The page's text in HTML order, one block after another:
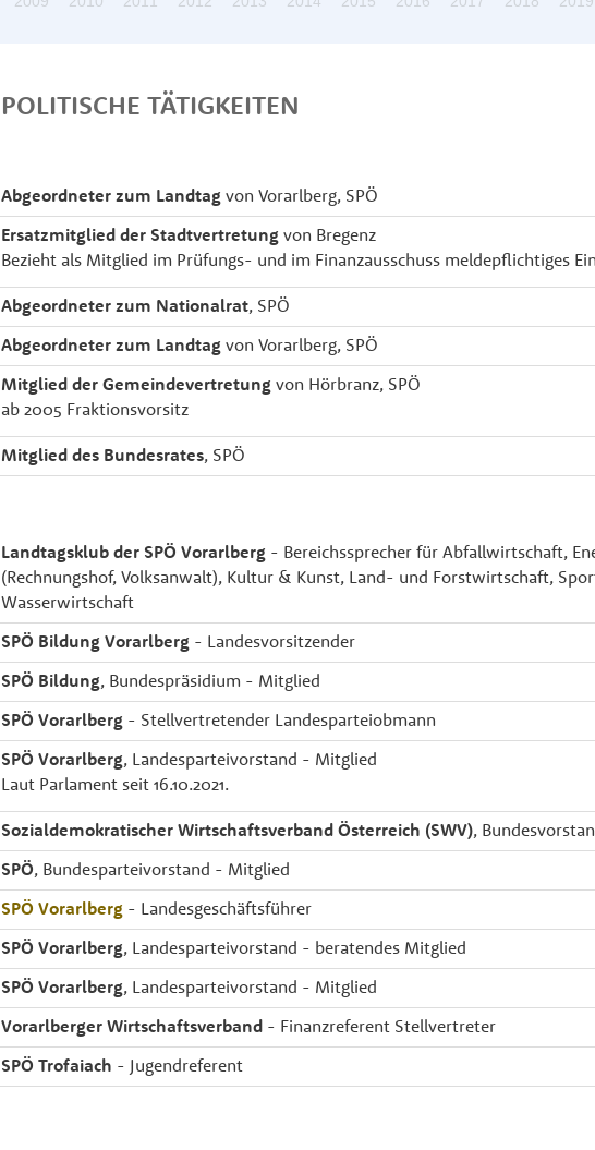
POLITISCHE TÄTIGKEITEN
Abgeordneter zum Landtag von Vorarlberg, SPÖ
Ersatzmitglied der Stadtvertretung von Bregenz
Bezieht als Mitglied im Prüfungs- und im Finanzausschuss meldepflichtiges
Abgeordneter zum Nationalrat, SPÖ
Abgeordneter zum Landtag von Vorarlberg, SPÖ
Mitglied der Gemeindevertretung von Hörbranz, SPÖ
ab 2005 Fraktionsvorsitz
Mitglied des Bundesrates, SPÖ
Landtagsklub der SPÖ Vorarlberg - Bereichssprecher für Abfallwirtschaft,
(Rechnungshof, Volksanwalt), Kultur & Kunst, Land- und Forstwirtschaft,
Wasserwirtschaft
SPÖ Bildung Vorarlberg - Landesvorsitzender
SPÖ Bildung, Bundespräsidium - Mitglied
SPÖ Vorarlberg - Stellvertretender Landesparteiobmann
SPÖ Vorarlberg, Landesparteivorstand - Mitglied
Laut Parlament seit 16.10.2021.
Sozialdemokratischer Wirtschaftsverband Österreich (SWV),
SPÖ, Bundesparteivorstand - Mitglied
SPÖ Vorarlberg - Landesgeschäftsführer
SPÖ Vorarlberg, Landesparteivorstand - beratendes Mitglied
SPÖ Vorarlberg, Landesparteivorstand - Mitglied
Vorarlberger Wirtschaftsverband - Finanzreferent Stellvertreter
SPÖ Trofaiach - Jugendreferent